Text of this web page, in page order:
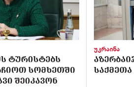
ᲢᲣᲠᲘᲡᲢᲔᲑᲡ
ᲡᲝᲛᲮᲔᲗᲨᲘ
ᲨᲔᲘᲙᲐᲕᲝᲜ
უკრაინა
ᲡᲐᲥᲛᲔᲗᲐ